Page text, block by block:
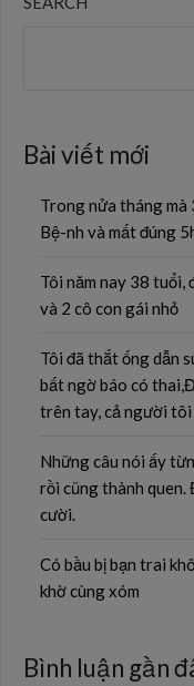
Bài viết mới
Trong nửa tháng mà
Bệ-nh và mất đúng
Tôi năm nay 38 tuổi,
và 2 cô con gái nhỏ
Tôi đã thắt ống dẫn
bất ngờ báo có
trên tay, cả người
Những câu nói ấy
rồi cũng thành quen.
cười.
Có bầu bị bạn trai
khờ cùng xóm
Bình luận gần